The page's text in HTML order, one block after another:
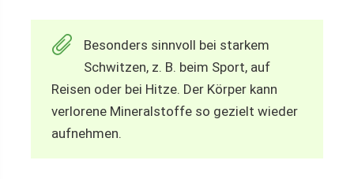
Besonders sinnvoll bei starkem
Schwitzen, z. B. beim Sport, auf
Reisen oder bei Hitze. Der Körper kann
verlorene Mineralstoffe so gezielt wieder
aufnehmen.